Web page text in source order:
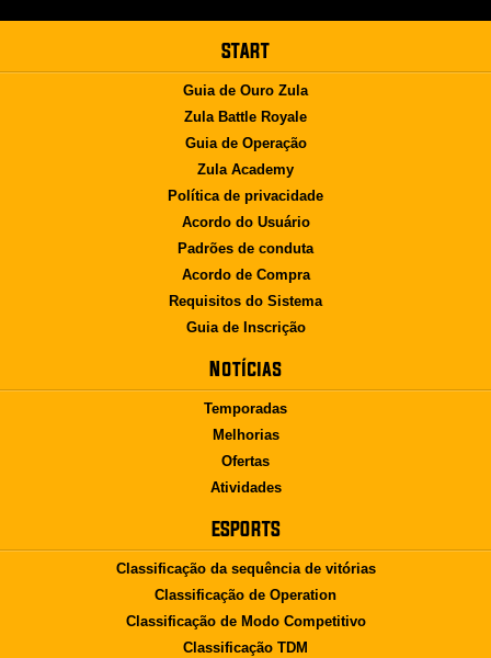
START
Guia de Ouro Zula
Zula Battle Royale
Guia de Operação
Zula Academy
Política de privacidade
Acordo do Usuário
Padrões de conduta
Acordo de Compra
Requisitos do Sistema
Guia de Inscrição
Notícias
Temporadas
Melhorias
Ofertas
Atividades
ESPORTS
Classificação da sequência de vitórias
Classificação de Operation
Classificação de Modo Competitivo
Classificação TDM